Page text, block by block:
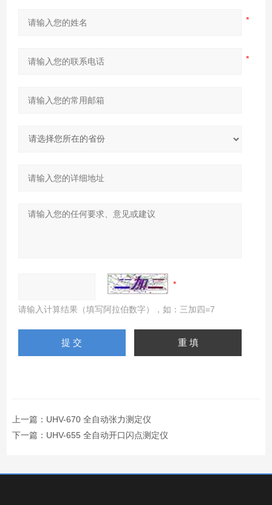
请输入计算结果（填写阿拉伯数字），如：三加四=7
上一篇： UHV-670 全自动张力测定仪
下一篇： UHV-655 全自动开口闪点测定仪